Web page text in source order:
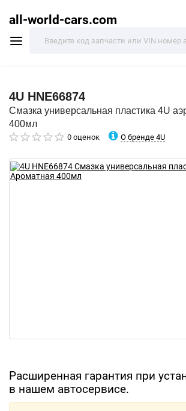
all-world-cars.com
4U HNE66874
Смазка универсальная пластика 4U
400мл
0 оценок О бренде 4U
Расширенная гарантия при
в нашем автосервисе.